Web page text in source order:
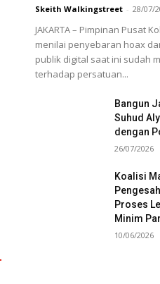
Skeith Walkingstreet - 28/07/
JAKARTA – Pimpinan Pusat
menilai penyebaran hoax
publik digital saat ini sudah
terhadap persatuan...
Bangun
Suhud
dengan
26/07/2026
Koalisi
Proses
Minim
10/06/2026